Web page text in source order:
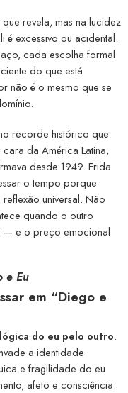
revela, mas na lucidez
excessivo ou acidental.
cada escolha formal
do que está
não é o mesmo que se
recorde histórico que
da América Latina,
desde 1949. Frida
o tempo porque
reflexão universal. Não
quando o outro
— e o preço emocional
e Eu
em “Diego e
do eu pelo outro.
a identidade
e fragilidade do eu
afeto e consciência.